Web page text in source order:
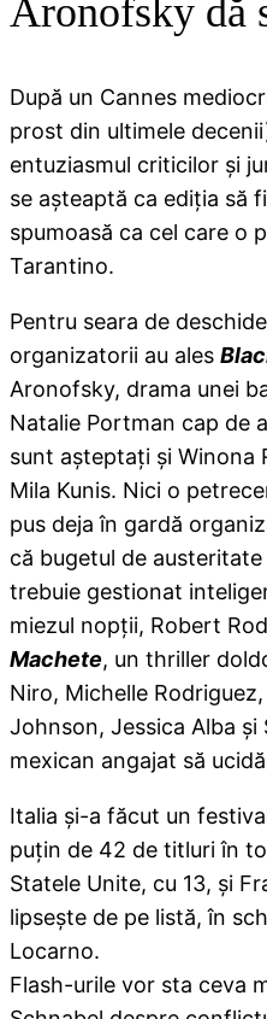
Aronofsky dă
După un Cannes
prost din ultimele
entuziasmul criticilor şi
se aşteaptă ca ediţia să
spumoasă ca cel care o
Tarantino.
Pentru seara de
organizatorii au ales
Aronofsky, drama unei
Natalie Portman cap de
sunt aşteptaţi şi Winona
Mila Kunis. Nici o
pus deja în gardă
că bugetul de
trebuie gestionat
miezul nopţii, Robert
Machete, un thriller
Niro, Michelle
Johnson, Jessica Alba şi
mexican angajat să
Italia şi-a făcut un
puţin de 42 de titluri în
Statele Unite, cu 13, şi
lipseşte de pe listă, în
Locarno.
Flash-urile vor sta ceva